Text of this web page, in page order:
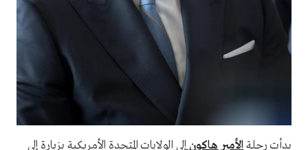
بدأت رحلةالأمير هاكونإلى الولايات المتحدة الأمريكية بزيارة إلى